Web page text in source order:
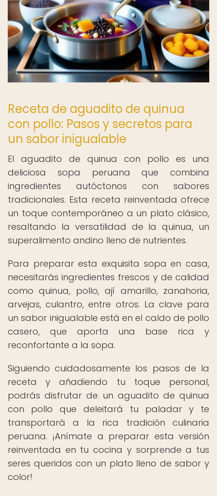
Receta de aguadito de quinua
con pollo: Pasos y secretos para
un sabor inigualable
El aguadito de quinua con pollo es una
deliciosa sopa peruana que combina
ingredientes autóctonos con sabores
tradicionales. Esta receta reinventada ofrece
un toque contemporáneo a un plato clásico,
resaltando la versatilidad de la quinua, un
superalimento andino lleno de nutrientes.
Para preparar esta exquisita sopa en casa,
necesitarás ingredientes frescos y de calidad
como quinua, pollo, ají amarillo, zanahoria,
arvejas, culantro, entre otros. La clave para
un sabor inigualable está en el caldo de pollo
casero, que aporta una base rica y
reconfortante a la sopa.
Siguiendo cuidadosamente los pasos de la
receta y añadiendo tu toque personal,
podrás disfrutar de un aguadito de quinua
con pollo que deleitará tu paladar y te
transportará a la rica tradición culinaria
peruana. ¡Anímate a preparar esta versión
reinventada en tu cocina y sorprende a tus
seres queridos con un plato lleno de sabor y
color!